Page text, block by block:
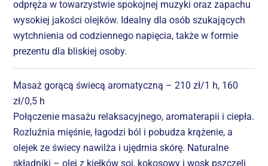
odpręża w towarzystwie spokojnej muzyki oraz zapachu
wysokiej jakości olejków. Idealny dla osób szukających
wytchnienia od codziennego napięcia, także w formie
prezentu dla bliskiej osoby.
Masaż gorącą świecą aromatyczną – 210 zł/1 h, 160
zł/0,5 h
Połączenie masażu relaksacyjnego, aromaterapii i ciepła.
Rozluźnia mięśnie, łagodzi ból i pobudza krążenie, a
olejek ze świecy nawilża i ujędrnia skórę. Naturalne
składniki – olej z kiełków soi, kokosowy i wosk pszczeli